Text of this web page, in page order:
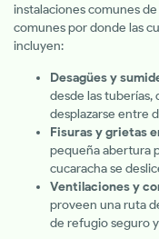
instalaciones comunes
comunes por donde las
incluyen:
Desagües y
desde las tuberías,
desplazarse entre
Fisuras y grietas
pequeña abertura
cucaracha se
Ventilaciones y
proveen una ruta
de refugio seguro